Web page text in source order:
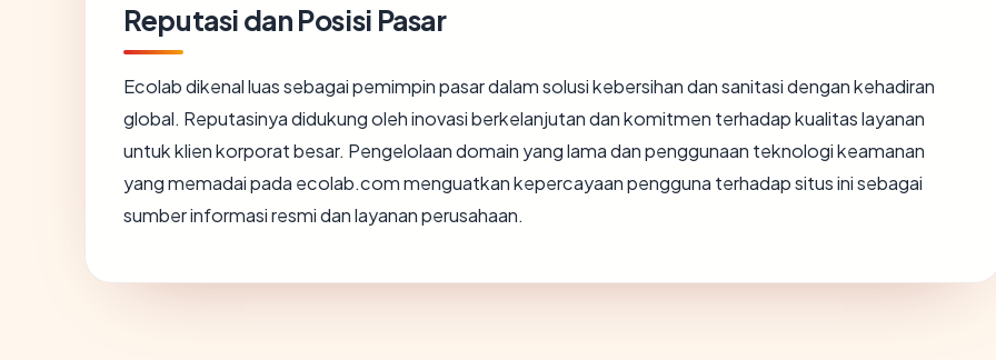
Reputasi dan Posisi Pasar
Ecolab dikenal luas sebagai pemimpin pasar dalam solusi kebersihan dan sanitasi dengan kehadiran
global. Reputasinya didukung oleh inovasi berkelanjutan dan komitmen terhadap kualitas layanan
untuk klien korporat besar. Pengelolaan domain yang lama dan penggunaan teknologi keamanan
yang memadai pada ecolab.com menguatkan kepercayaan pengguna terhadap situs ini sebagai
sumber informasi resmi dan layanan perusahaan.